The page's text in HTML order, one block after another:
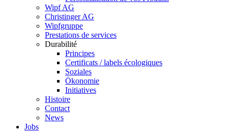
Wipf AG
Christinger AG
Wipfgruppe
Prestations de services
Durabilité
Principes
Certificats / labels écologiques
Soziales
Ökonomie
Initiatives
Histoire
Contact
News
Jobs